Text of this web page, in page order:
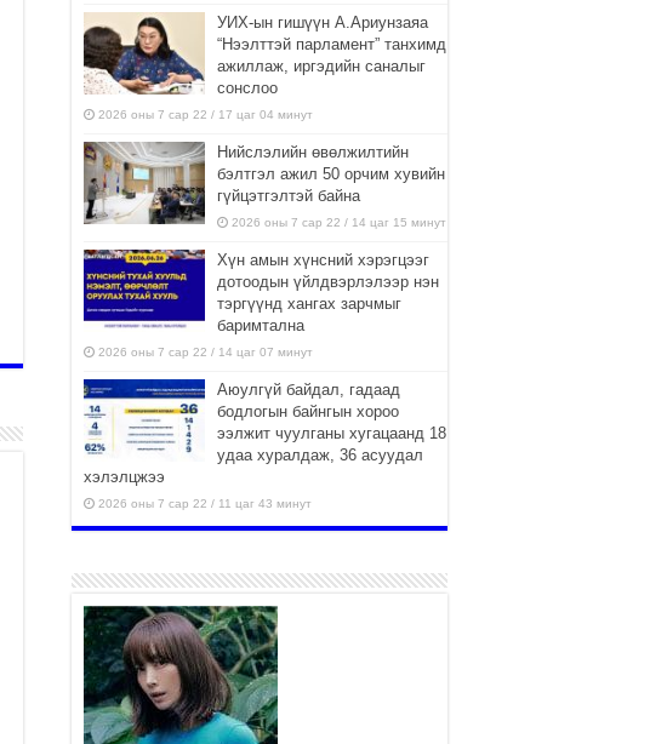
УИХ-ын гишүүн А.Ариунзаяа
“Нээлттэй парламент” танхимд
ажиллаж, иргэдийн саналыг
сонслоо
2026 оны 7 сар 22 / 17 цаг 04 минут
Нийслэлийн өвөлжилтийн
бэлтгэл ажил 50 орчим хувийн
гүйцэтгэлтэй байна
2026 оны 7 сар 22 / 14 цаг 15 минут
Хүн амын хүнсний хэрэгцээг
дотоодын үйлдвэрлэлээр нэн
тэргүүнд хангах зарчмыг
баримтална
2026 оны 7 сар 22 / 14 цаг 07 минут
Аюулгүй байдал, гадаад
бодлогын байнгын хороо
ээлжит чуулганы хугацаанд 18
удаа хуралдаж, 36 асуудал
хэлэлцжээ
2026 оны 7 сар 22 / 11 цаг 43 минут
боломжтой-Хүүхэд хөгжүүлэх
төв” байгуулах төсөлд төр,
хувийн хэвшлийн түншлэлийн хүрээнд хамтран
ажиллахыг урьж байна
2026 оны 7 сар 22 / 9 цаг 28 минут
Б.Пүрэвдагва: “Урт цагаан”-ыг
залуучууд чөлөөт цагаа